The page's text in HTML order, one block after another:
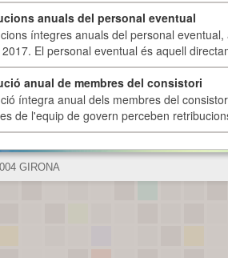
anuals del personal eventual
íntegres anuals del personal
El personal eventual és aquell
anual de membres del consistori
íntegra anual dels membres del
de l'equip de govern perceben
GIRONA